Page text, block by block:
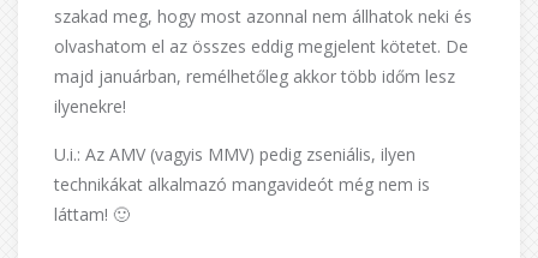
szakad meg, hogy most azonnal nem állhatok neki és
olvashatom el az összes eddig megjelent kötetet. De
majd januárban, remélhetőleg akkor több időm lesz
ilyenekre!
U.i.: Az AMV (vagyis MMV) pedig zseniális, ilyen
technikákat alkalmazó mangavideót még nem is
láttam! 🙂